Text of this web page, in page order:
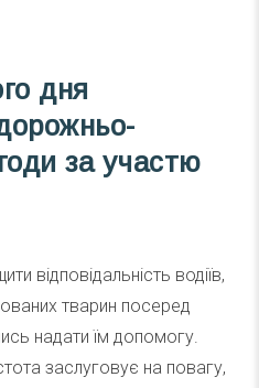
дня
за участю
відповідальність водіїв,
тварин посеред
надати їм допомогу.
заслуговує на повагу,